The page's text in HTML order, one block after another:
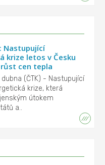
Nastupující
krize letos v Česku
cen tepla
dubna (ČTK) - Nastupující
krize, která
útokem
a..